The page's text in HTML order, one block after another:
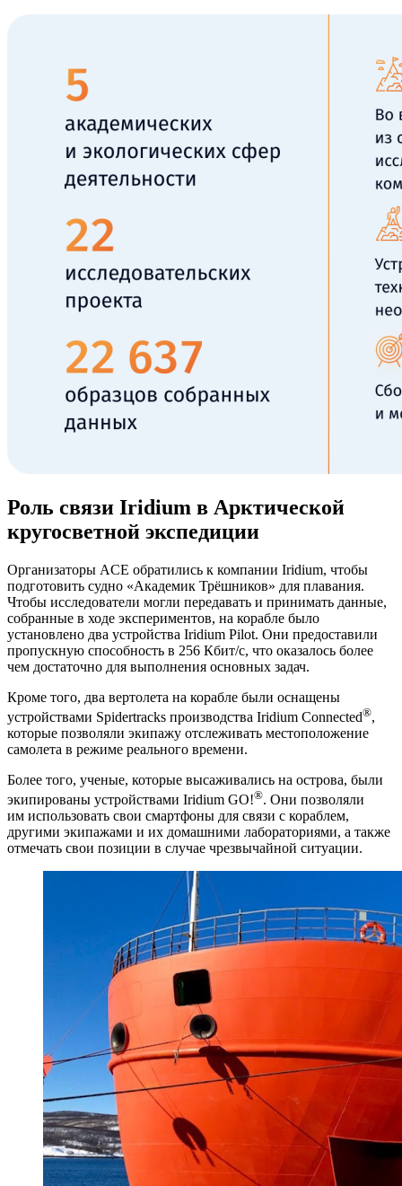
Роль связи Iridium в Арктической
кругосветной экспедиции
Организаторы ACE обратились к компании Iridium, чтобы
подготовить судно «Академик Трёшников» для плавания.
Чтобы исследователи могли передавать и принимать данные,
собранные в ходе экспериментов, на корабле было
установлено два устройства Iridium Pilot. Они предоставили
пропускную способность в 256 Кбит/с, что оказалось более
чем достаточно для выполнения основных задач.
Кроме того, два вертолета на корабле были оснащены
устройствами Spidertracks производства Iridium Connected®,
которые позволяли экипажу отслеживать местоположение
самолета в режиме реального времени.
Более того, ученые, которые высаживались на острова, были
экипированы устройствами Iridium GO!®. Они позволяли
им использовать свои смартфоны для связи с кораблем,
другими экипажами и их домашними лабораториями, а также
отмечать свои позиции в случае чрезвычайной ситуации.